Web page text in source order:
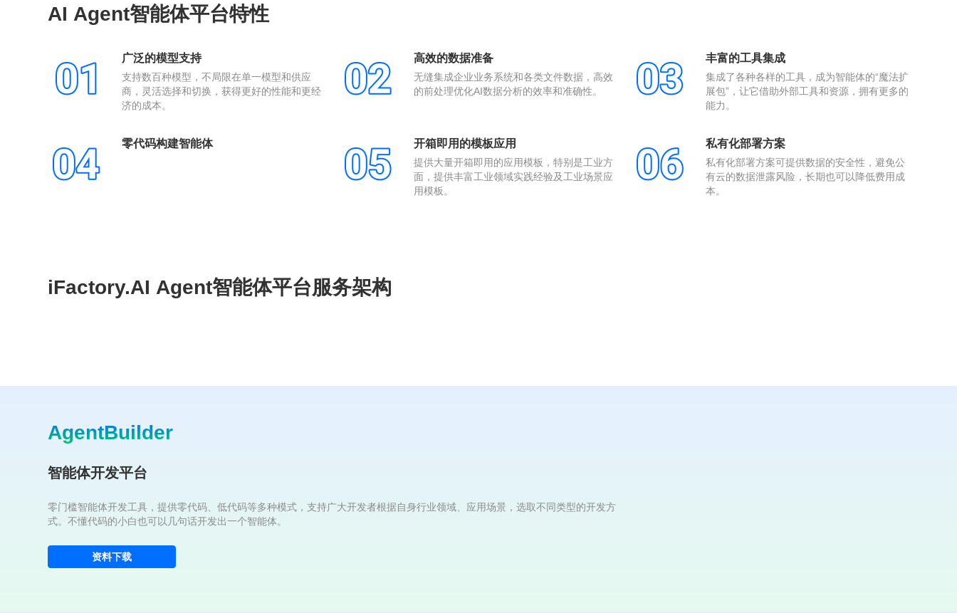
AI Agent智能体平台特性
广泛的模型支持
支持数百种模型，不局限在单一模型和供应
商，灵活选择和切换，获得更好的性能和更经
济的成本。
高效的数据准备
无缝集成企业业务系统和各类文件数据，高效
的前处理优化AI数据分析的效率和准确性。
丰富的工具集成
集成了各种各样的工具，成为智能体的“魔法扩
展包”，让它借助外部工具和资源，拥有更多的
能力。
零代码构建智能体 开箱即用的模板应用
提供大量开箱即用的应用模板，特别是工业方
面，提供丰富工业领域实践经验及工业场景应
用模板。
私有化部署方案
私有化部署方案可提供数据的安全性，避免公
有云的数据泄露风险，长期也可以降低费用成
本。
iFactory.AI Agent智能体平台服务架构
AgentBuilder
智能体开发平台
零门槛智能体开发工具，提供零代码、低代码等多种模式，支持广大开发者根据自身行业领域、应用场景，选取不同类型的开发方
式。不懂代码的小白也可以几句话开发出一个智能体。
资料下载